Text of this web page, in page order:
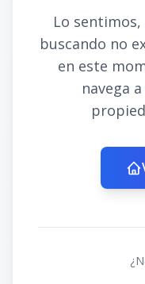
Lo
buscando no
en este
navega